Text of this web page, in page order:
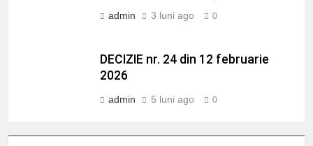
admin 3 luni ago 0
DECIZIE nr. 24 din 12 februarie
2026
admin 5 luni ago 0